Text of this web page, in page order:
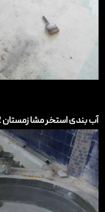
آب بندی استخر مشا زمستان 92